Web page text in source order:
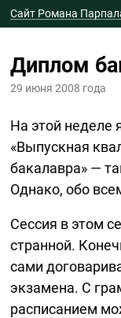
Сайт Романа
Диплом
29 июня 2008 года
На этой неделе
«Выпускная
бакалавра» —
Однако, обо
Сессия в этом
странной.
сами
экзамена. С
расписанием